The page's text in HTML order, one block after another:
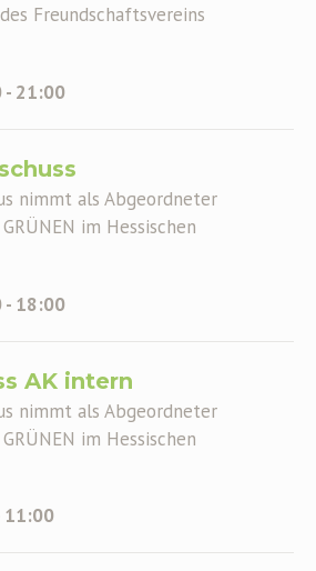
Freundschaftsvereins
- 21:00
nimmt als Abgeordneter
im Hessischen
- 18:00
AK intern
nimmt als Abgeordneter
im Hessischen
11:00